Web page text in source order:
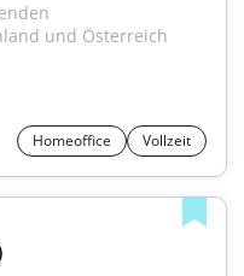
und Österreich
Homeoffice Vollzeit